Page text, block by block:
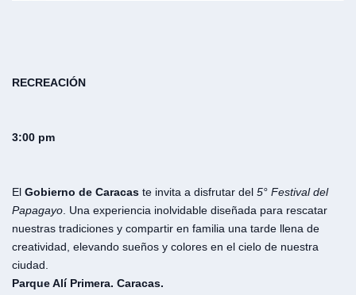
RECREACIÓN
3:00 pm
El Gobierno de Caracas te invita a disfrutar del 5° Festival del
Papagayo . Una experiencia inolvidable diseñada para rescatar
nuestras tradiciones y compartir en familia una tarde llena de
creatividad, elevando sueños y colores en el cielo de nuestra
ciudad.
Parque Alí Primera. Caracas.